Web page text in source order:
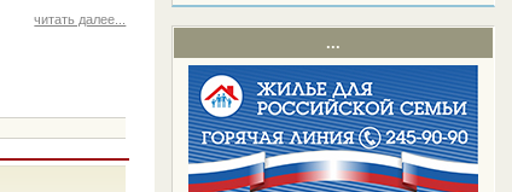
...
читать далее...